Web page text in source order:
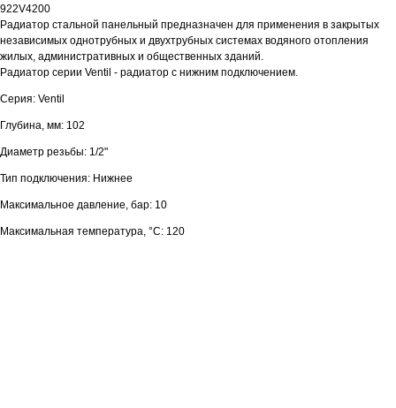
922V4200
Радиатор стальной панельный предназначен для применения в закрытых
независимых однотрубных и двухтрубных системах водяного отопления
жилых, административных и общественных зданий.
Радиатор серии Ventil - радиатор с нижним подключением.
Серия: Ventil
Глубина, мм: 102
Диаметр резьбы: 1/2"
Тип подключения: Нижнее
Максимальное давление, бар: 10
Максимальная температура, °С: 120